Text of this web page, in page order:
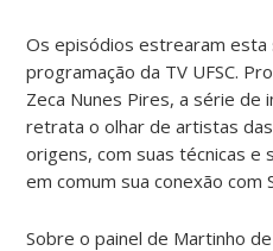
Os episódios estrearam esta
programação da TV UFSC.
Zeca Nunes Pires, a série de
retrata o olhar de artistas
origens, com suas técnicas e
em comum sua conexão com
Sobre o painel de Martinho